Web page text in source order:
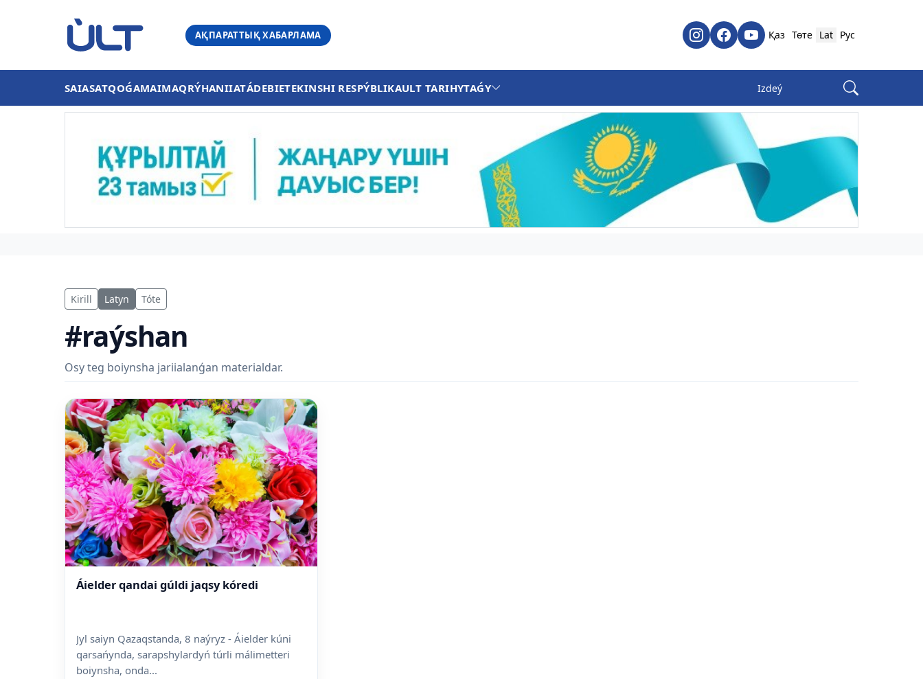
АҚПАРАТТЫҚ ХАБАРЛАМА Қаз Төте Lat Рус
SAIASATQOǴAMAIMAQRÝHANIIATÁDEBIETEKINSHI RESPÝBLIKAULT TARIHYTAǴY
Kirill Latyn Tóte
#raýshan
Osy teg boiynsha jariialanǵan materialdar.
Áielder qandai gúldi jaqsy kóredi
Jyl saiyn Qazaqstanda, 8 naýryz - Áielder kúni
qarsańynda, sarapshylardyń túrli málimetteri
boiynsha, onda...